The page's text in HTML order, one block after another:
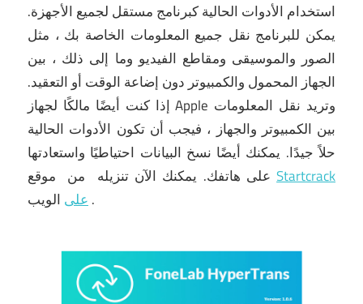
استخدام الأدوات الحالية كبرنامج مستقل لجميع الأجهزة.
يمكن للبرنامج نقل جميع المعلومات الخاصة بك ، مثل
الصور والموسيقى ومقاطع الفيديو وما إلى ذلك ، بين
الجهاز المحمول والكمبيوتر دون إضاعة الوقت أو التعقيد.
إذا كنت أيضًا مالكًا لجهاز Apple وتريد نقل المعلومات
بين الكمبيوتر والجهاز ، فيجب أن تكون الأدوات الحالية
حلاً جيدًا. يمكنك أيضًا نسخ البيانات احتياطيًا واستعادتها
على هاتفك. يمكنك الآنتنزيله من موقعStartcrack
على.